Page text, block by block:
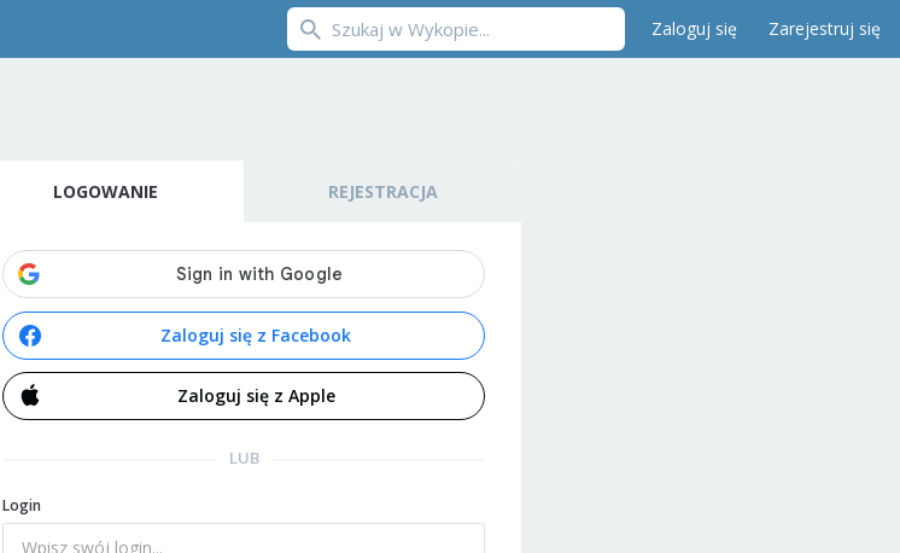
Zaloguj się Zarejestruj się
LOGOWANIE REJESTRACJA
Zaloguj się z Facebook
Zaloguj się z Apple
LUB
Login